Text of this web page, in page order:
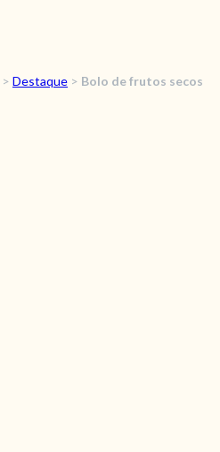
RECEITAS
> Destaque > Bolo de frutos secos